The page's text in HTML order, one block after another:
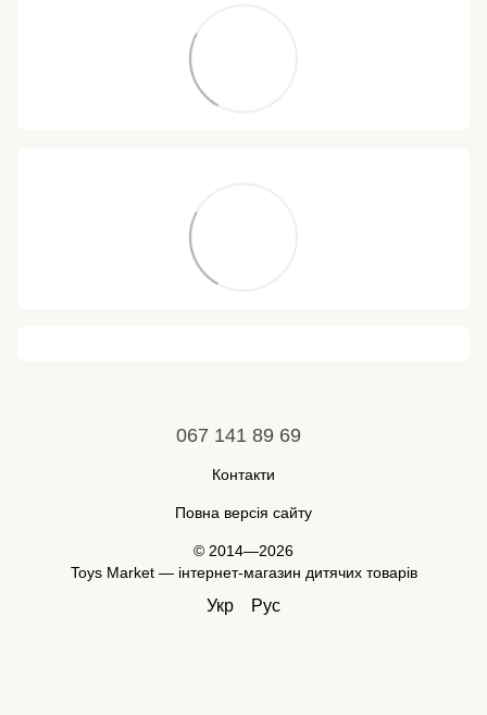
067 141 89 69
Контакти
Повна версія сайту
© 2014—2026
Toys Market — інтернет-магазин дитячих товарів
Укр Рус